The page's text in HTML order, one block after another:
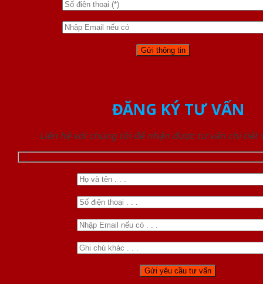
ĐĂNG KÝ TƯ VẤN
Liên hệ với chúng tôi để nhận được tư vấn chi tiết